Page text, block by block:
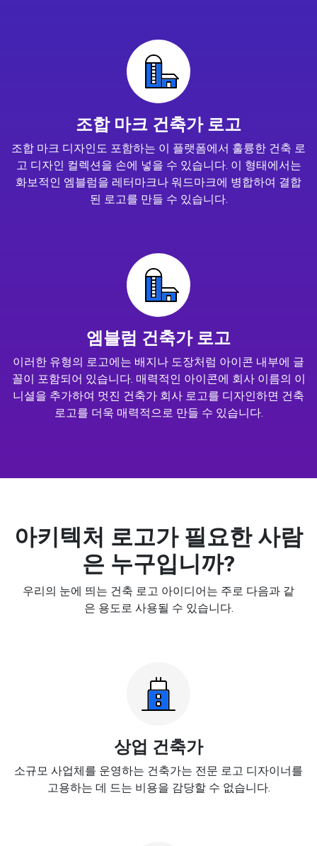
조합 마크 건축가 로고
조합 마크 디자인도 포함하는 이 플랫폼에서 훌륭한 건축 로
고 디자인 컬렉션을 손에 넣을 수 있습니다. 이 형태에서는
화보적인 엠블럼을 레터마크나 워드마크에 병합하여 결합
된 로고를 만들 수 있습니다.
엠블럼 건축가 로고
이러한 유형의 로고에는 배지나 도장처럼 아이콘 내부에 글
꼴이 포함되어 있습니다. 매력적인 아이콘에 회사 이름의 이
니셜을 추가하여 멋진 건축가 회사 로고를 디자인하면 건축
로고를 더욱 매력적으로 만들 수 있습니다.
아키텍처 로고가 필요한 사람
은 누구입니까?
우리의 눈에 띄는 건축 로고 아이디어는 주로 다음과 같
은 용도로 사용될 수 있습니다.
상업 건축가
소규모 사업체를 운영하는 건축가는 전문 로고 디자이너를
고용하는 데 드는 비용을 감당할 수 없습니다.